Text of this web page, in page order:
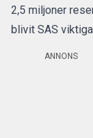
2,5 miljoner
blivit SAS
ANNONS